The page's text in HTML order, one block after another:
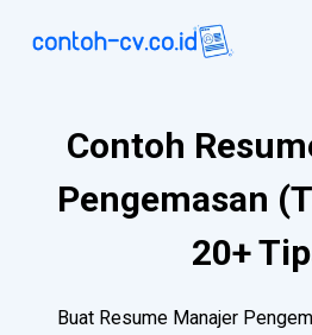
Contoh
Pengemasan
20+
Buat Resume Manajer